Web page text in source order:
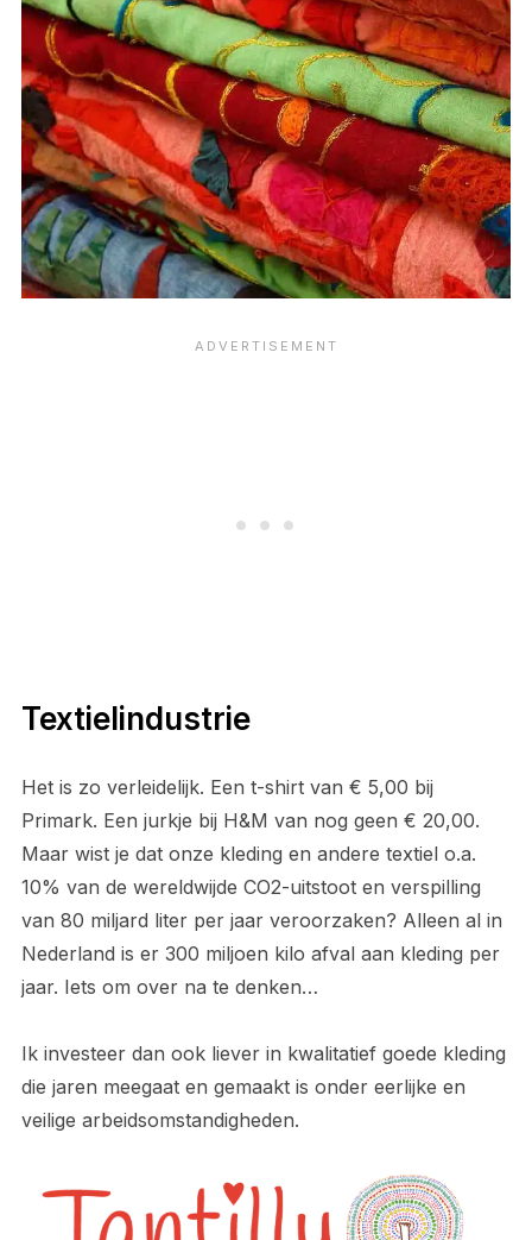
Textielindustrie
Het is zo verleidelijk. Een t-shirt van € 5,00 bij
Primark. Een jurkje bij H&M van nog geen € 20,00.
Maar wist je dat onze kleding en andere textiel o.a.
10% van de wereldwijde CO2-uitstoot en verspilling
van 80 miljard liter per jaar veroorzaken? Alleen al in
Nederland is er 300 miljoen kilo afval aan kleding per
jaar. Iets om over na te denken…
Ik investeer dan ook liever in kwalitatief goede kleding
die jaren meegaat en gemaakt is onder eerlijke en
veilige arbeidsomstandigheden.